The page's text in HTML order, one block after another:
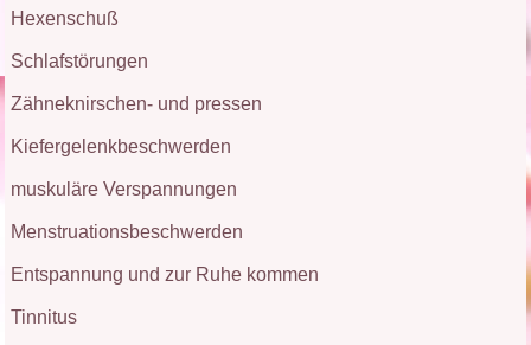
Hexenschuß
Schlafstörungen
Zähneknirschen- und pressen
Kiefergelenkbeschwerden
muskuläre Verspannungen
Menstruationsbeschwerden
Entspannung und zur Ruhe kommen
Tinnitus